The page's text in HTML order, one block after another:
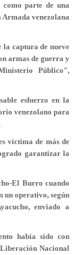
como parte de una
Armada venezolana
la captura de nueve
armas de guerra y
Público",
esfuerzo en la
venezolano para
víctima de más de
garantizar la
El Burro cuando
un operativo, según
enviado a
había sido con
Nacional